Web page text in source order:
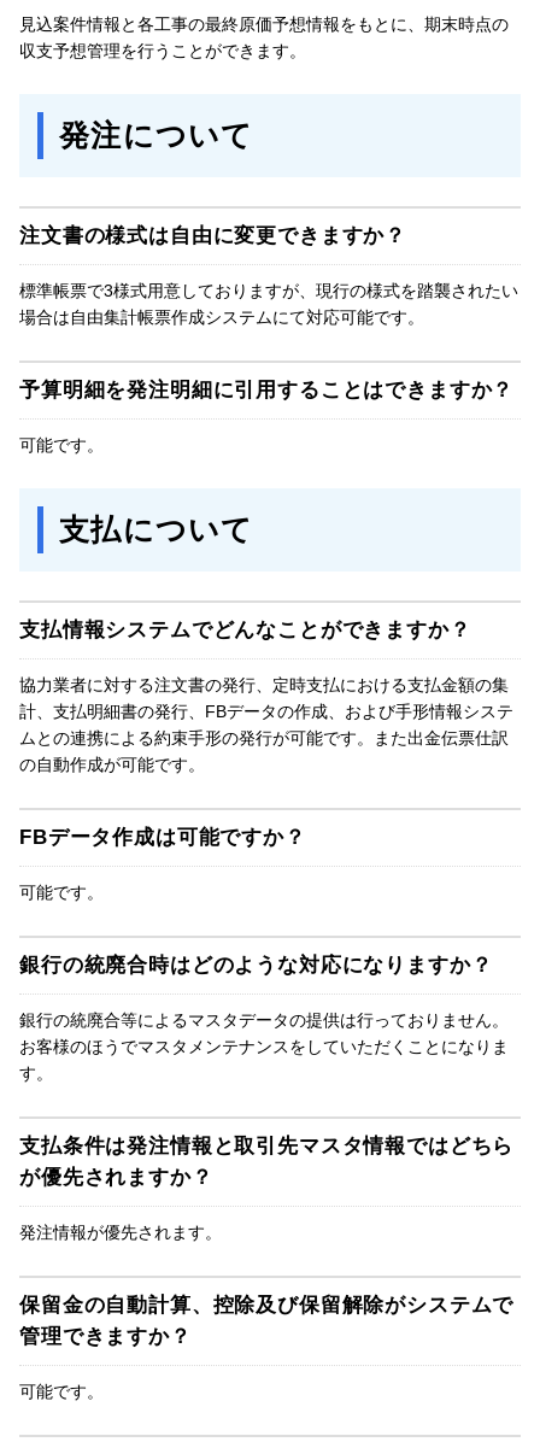
見込案件情報と各工事の最終原価予想情報をもとに、期末時点の
収支予想管理を行うことができます。
発注について
注文書の様式は自由に変更できますか？
標準帳票で3様式用意しておりますが、現行の様式を踏襲されたい
場合は自由集計帳票作成システムにて対応可能です。
予算明細を発注明細に引用することはできますか？
可能です。
支払について
支払情報システムでどんなことができますか？
協力業者に対する注文書の発行、定時支払における支払金額の集
計、支払明細書の発行、FBデータの作成、および手形情報システ
ムとの連携による約束手形の発行が可能です。また出金伝票仕訳
の自動作成が可能です。
FBデータ作成は可能ですか？
可能です。
銀行の統廃合時はどのような対応になりますか？
銀行の統廃合等によるマスタデータの提供は行っておりません。
お客様のほうでマスタメンテナンスをしていただくことになりま
す。
支払条件は発注情報と取引先マスタ情報ではどちら
が優先されますか？
発注情報が優先されます。
保留金の自動計算、控除及び保留解除がシステムで
管理できますか？
可能です。